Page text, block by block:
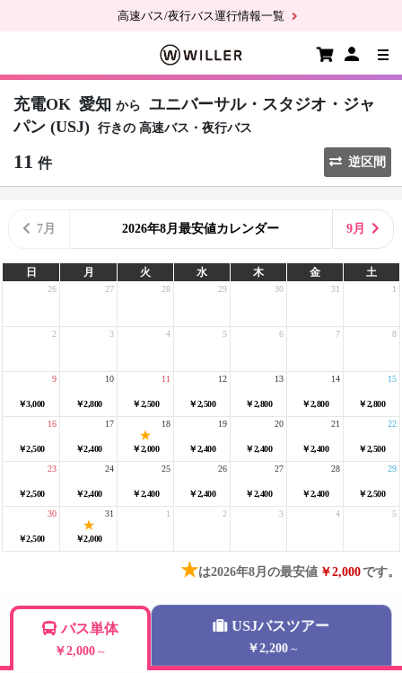
高速バス/夜行バス運行情報一覧
充電OK 愛知 から
ユニバーサル・スタジオ・ジャ
パン (USJ) 行きの 高速バス・夜行バス
11 件 逆区間
7月 2026年8月最安値カレンダー 9月
日 月 火 水 木 金 土
26 27 28 29 30 31 1
2 3 4 5 6 7 8
￥3,000
9
￥2,800
10
￥2,500
11
￥2,500
12
￥2,800
13
￥2,800
14
￥2,800
15
￥2,500
16
￥2,400
17
￥2,000
18
￥2,400
19
￥2,400
20
￥2,400
21
￥2,500
22
￥2,500
23
￥2,400
24
￥2,400
25
￥2,400
26
￥2,400
27
￥2,400
28
￥2,500
29
￥2,500
30
￥2,000
31 1 2 3 4 5
★は2026年8月の最安値 ￥2,000です。
バス単体
￥2,000 ～
USJバスツアー
￥2,200 ～